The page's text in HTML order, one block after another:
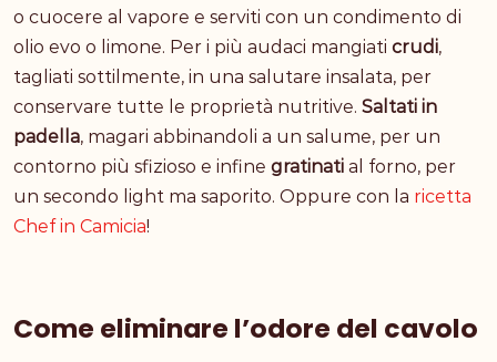
o cuocere al vapore e serviti con un condimento di
olio evo o limone. Per i più audaci mangiati crudi,
tagliati sottilmente, in una salutare insalata, per
conservare tutte le proprietà nutritive. Saltati in
padella, magari abbinandoli a un salume, per un
contorno più sfizioso e infine gratinati al forno, per
un secondo light ma saporito. Oppure con la ricetta
Chef in Camicia!
Come eliminare l’odore del cavolo